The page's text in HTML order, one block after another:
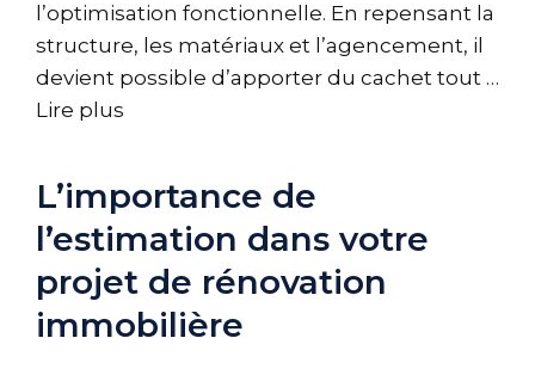
l’optimisation fonctionnelle. En repensant la
structure, les matériaux et l’agencement, il
devient possible d’apporter du cachet tout …
Lire plus
L’importance de
l’estimation dans votre
projet de rénovation
immobilière